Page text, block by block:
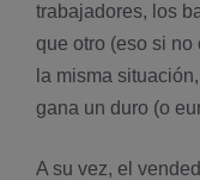
trabajadores, los
que otro (eso si no
la misma
gana un duro (o
A su vez, el